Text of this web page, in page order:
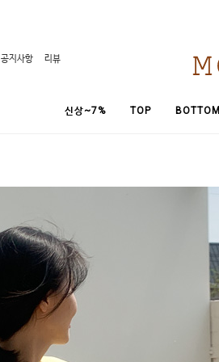
공지사항 리뷰
신상~7% TOP BOTTOM
특가상품
홈웨어
요가복
수영복
언더웨어
앱특가